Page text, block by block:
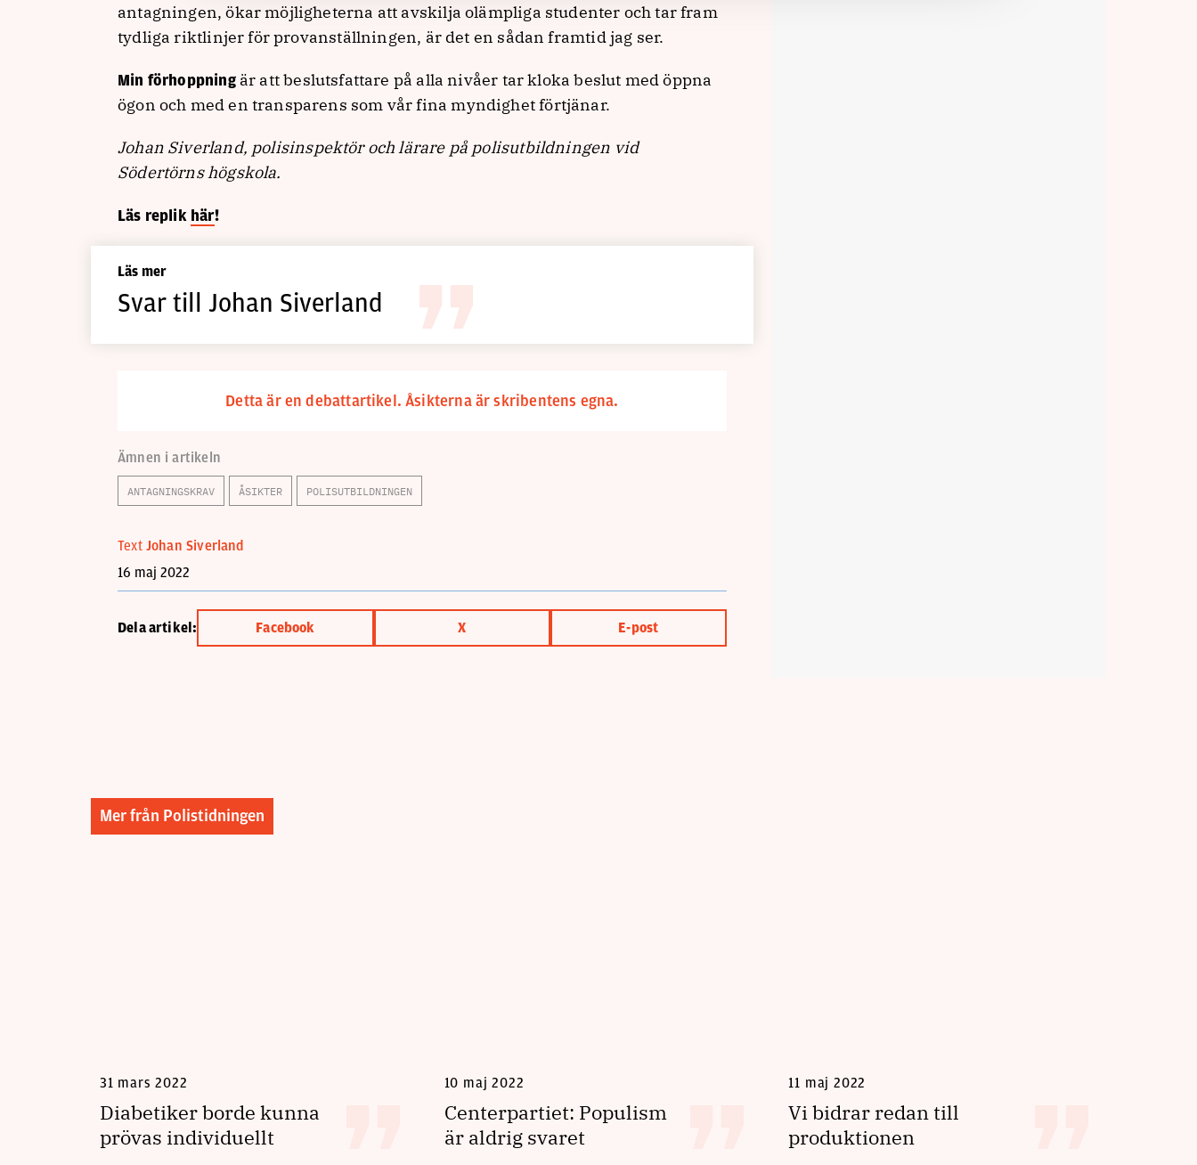
antagningen, ökar möjligheterna att avskilja olämpliga studenter och tar fram
tydliga riktlinjer för provanställningen, är det en sådan framtid jag ser.
Min förhoppningär att beslutsfattare på alla nivåer tar kloka beslut med öppna
ögon och med en transparens som vår fina myndighet förtjänar.
Johan Siverland, polisinspektör och lärare på polisutbildningen vid
Södertörns högskola.
Läs replik här!
Läs mer
Svar till Johan Siverland
Detta är en debattartikel. Åsikterna är skribentens egna.
Ämnen i artikeln
ANTAGNINGSKRAV ÅSIKTER POLISUTBILDNINGEN
Text Johan Siverland
16 maj 2022
Dela artikel: Facebook X E-post
Mer från Polistidningen
31 mars 2022
Diabetiker borde kunna
prövas individuellt
10 maj 2022
Centerpartiet: Populism
är aldrig svaret
11 maj 2022
Vi bidrar redan till
produktionen